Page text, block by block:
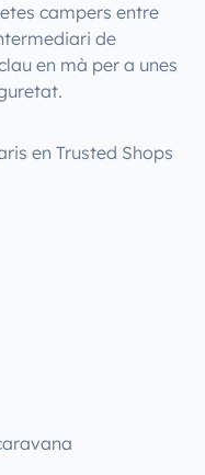
campers entre
de
en mà per a unes
en Trusted Shops